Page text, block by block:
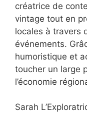
créatrice de
vintage tout en
locales à travers
événements.
humoristique et
toucher un large
l’économie
Sarah